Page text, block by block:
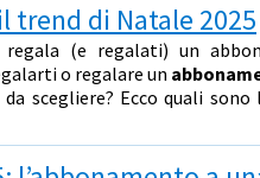
trend di Natale 2025
(e regalati) un
o regalare un
scegliere? Ecco quali